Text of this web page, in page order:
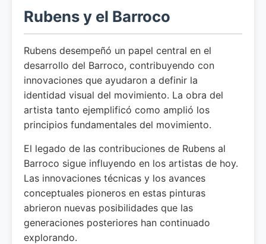
Rubens y el Barroco
Rubens desempeñó un papel central en el
desarrollo del Barroco, contribuyendo con
innovaciones que ayudaron a definir la
identidad visual del movimiento. La obra del
artista tanto ejemplificó como amplió los
principios fundamentales del movimiento.
El legado de las contribuciones de Rubens al
Barroco sigue influyendo en los artistas de hoy.
Las innovaciones técnicas y los avances
conceptuales pioneros en estas pinturas
abrieron nuevas posibilidades que las
generaciones posteriores han continuado
explorando.